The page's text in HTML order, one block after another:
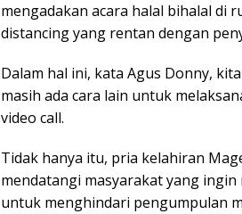
mengadakan acara halal bihalal di
distancing yang rentan dengan
Dalam hal ini, kata Agus Donny,
masih ada cara lain untuk
video call.
Tidak hanya itu, pria kelahiran
mendatangi masyarakat yang
untuk menghindari pengumpulan